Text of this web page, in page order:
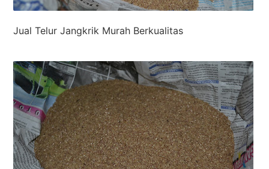
Jual Telur Jangkrik Murah Berkualitas